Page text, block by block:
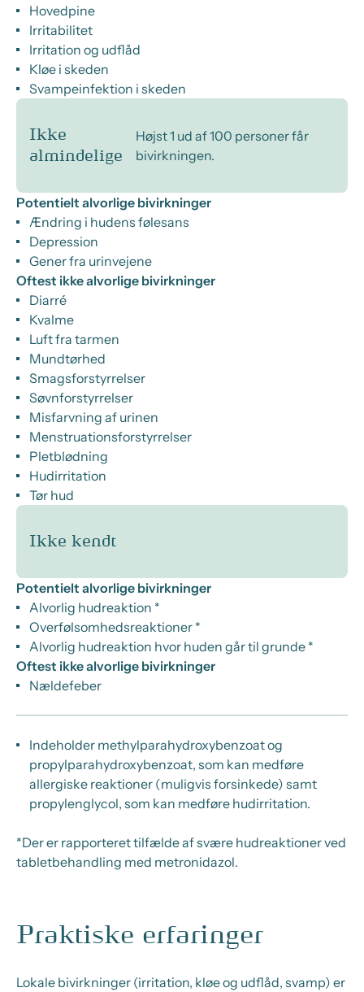
Hovedpine
Irritabilitet
Irritation og udflåd
Kløe i skeden
Svampeinfektion i skeden
Ikke
almindelige
Højst 1 ud af 100 personer får
bivirkningen.
Potentielt alvorlige bivirkninger
Ændring i hudens følesans
Depression
Gener fra urinvejene
Oftest ikke alvorlige bivirkninger
Diarré
Kvalme
Luft fra tarmen
Mundtørhed
Smagsforstyrrelser
Søvnforstyrrelser
Misfarvning af urinen
Menstruationsforstyrrelser
Pletblødning
Hudirritation
Tør hud
Ikke kendt
Potentielt alvorlige bivirkninger
Alvorlig hudreaktion *
Overfølsomhedsreaktioner *
Alvorlig hudreaktion hvor huden går til grunde *
Oftest ikke alvorlige bivirkninger
Nældefeber
Indeholder methylparahydroxybenzoat og
propylparahydroxybenzoat, som kan medføre
allergiske reaktioner (muligvis forsinkede) samt
propylenglycol, som kan medføre hudirritation.
*Der er rapporteret tilfælde af svære hudreaktioner ved
tabletbehandling med metronidazol.
Praktiske erfaringer
Lokale bivirkninger (irritation, kløe og udflåd, svamp) er